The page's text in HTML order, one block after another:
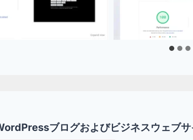
ブログおよびビジネスウェブ